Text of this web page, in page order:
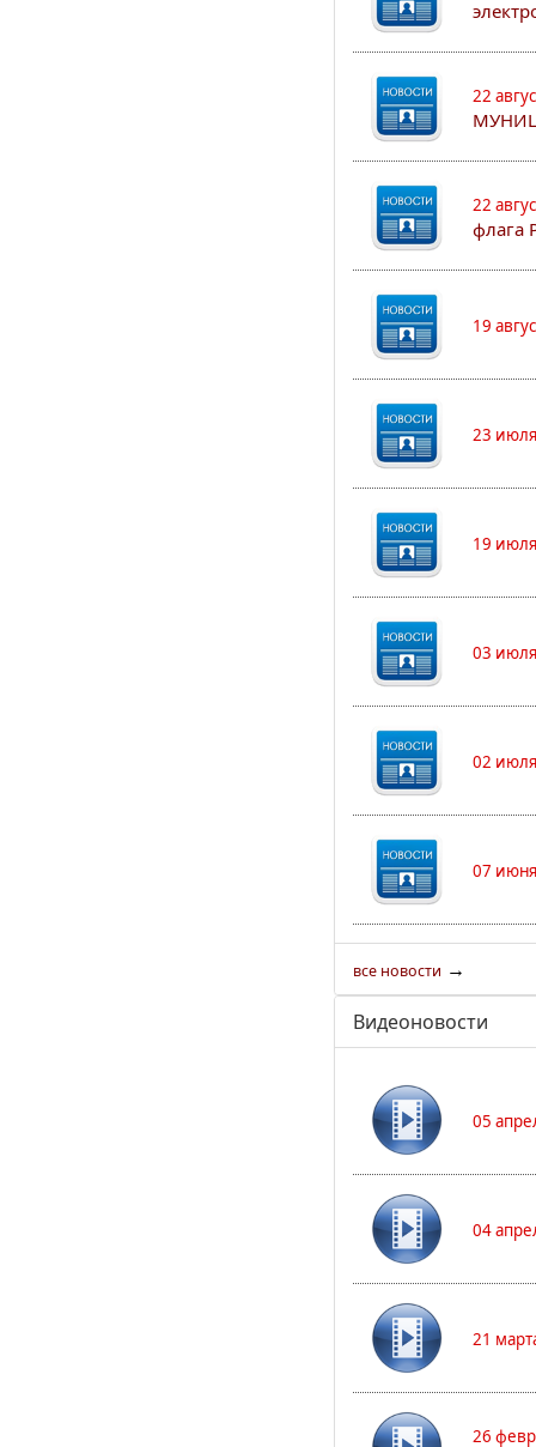
22
22
флага
19
23
19
03
02
07
все новости →
Видеоновости
05
04
21
26